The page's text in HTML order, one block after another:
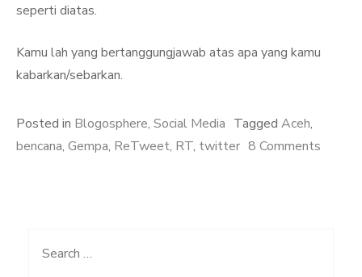
seperti diatas.
Kamu lah yang bertanggungjawab atas apa yang kamu
kabarkan/sebarkan.
Posted in Blogosphere, Social Media Tagged Aceh,
bencana, Gempa, ReTweet, RT, twitter 8 Comments
Search